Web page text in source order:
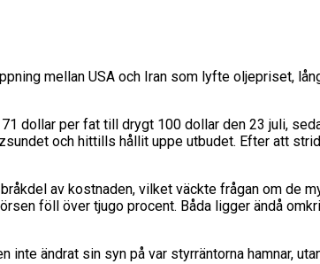
mellan USA och Iran som lyfte oljepriset,
dollar per fat till drygt 100 dollar den 23 juli,
och hittills hållit uppe utbudet. Efter att
av kostnaden, vilket väckte frågan om de
föll över tjugo procent. Båda ligger ändå
ändrat sin syn på var styrräntorna hamnar,